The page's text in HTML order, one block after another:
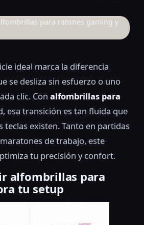
ideal marca la diferencia
se desliza sin esfuerzo o uno
clic. Con alfombrillas para
esa transición es tan fluida que
teclas existen. Tanto en partidas
de trabajo, este
tu precisión y confort.
alfombrillas para
tu setup